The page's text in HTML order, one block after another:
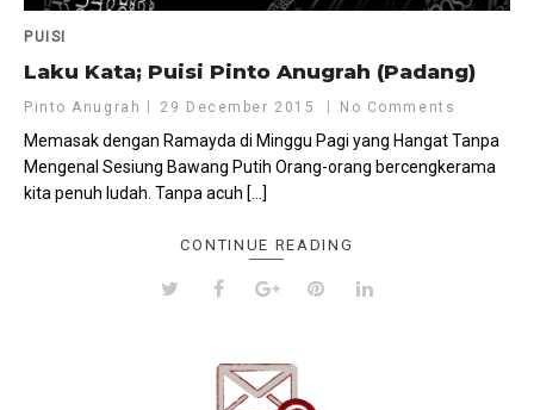
PUISI
Laku Kata; Puisi Pinto Anugrah (Padang)
Pinto Anugrah 29 December 2015 No Comments
Memasak dengan Ramayda di Minggu Pagi yang Hangat Tanpa
Mengenal Sesiung Bawang Putih Orang-orang bercengkerama
kita penuh ludah. Tanpa acuh […]
CONTINUE READING